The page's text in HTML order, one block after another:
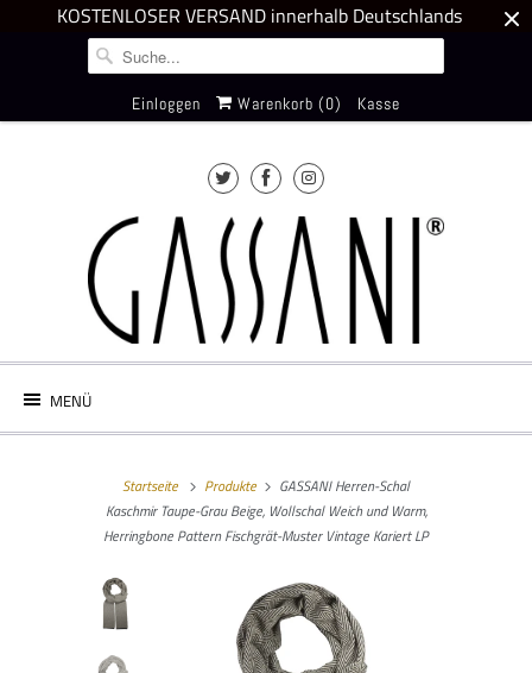
KOSTENLOSER VERSAND innerhalb Deutschlands
Einloggen Warenkorb (0) Kasse
MENÜ
Startseite Produkte
GASSANI Herren-Schal
Kaschmir Taupe-Grau Beige, Wollschal Weich und Warm,
Herringbone Pattern Fischgrät-Muster Vintage Kariert LP